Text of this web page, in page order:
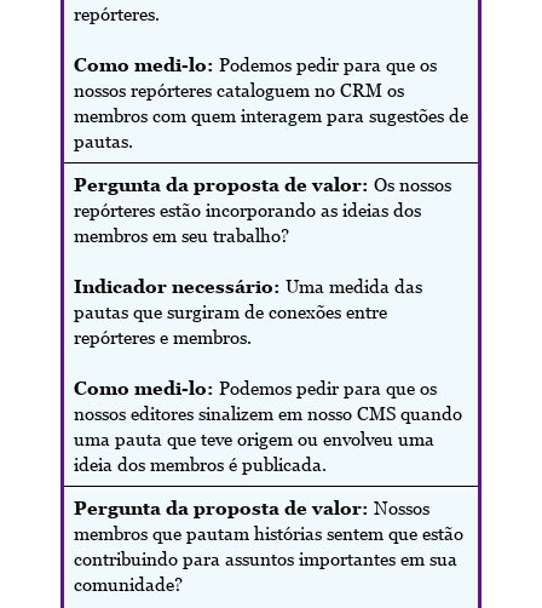
repórteres.
Como medi-lo: Podemos pedir para que os
nossos repórteres cataloguem no CRM os
membros com quem interagem para sugestões de
pautas.
Pergunta da proposta de valor: Os nossos
repórteres estão incorporando as ideias dos
membros em seu trabalho?
Indicador necessário: Uma medida das
pautas que surgiram de conexões entre
repórteres e membros.
Como medi-lo: Podemos pedir para que os
nossos editores sinalizem em nosso CMS quando
uma pauta que teve origem ou envolveu uma
ideia dos membros é publicada.
Pergunta da proposta de valor: Nossos
membros que pautam histórias sentem que estão
contribuindo para assuntos importantes em sua
comunidade?